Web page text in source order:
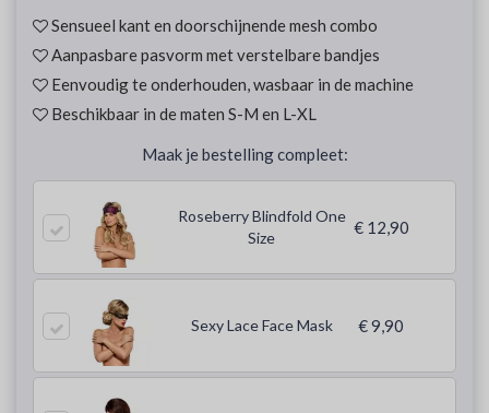
Sensueel kant en doorschijnende mesh combo
Aanpasbare pasvorm met verstelbare bandjes
Eenvoudig te onderhouden, wasbaar in de machine
Beschikbaar in de maten S-M en L-XL
Maak je bestelling compleet:
Roseberry Blindfold One
Size
€ 12,90
Sexy Lace Face Mask € 9,90